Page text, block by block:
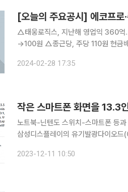
[오늘의 주요공시] 에코프로
△태웅로직스, 지난해 영업익 360
→100원 △종근당, 주당 110원 현금
에스에이엠티, 지난해 영업익 535
2024-02-28 17:35
노트북-닌텐도 스위치-스마트폰 등
삼성디스플레이의 유기발광다이오
2023-12-11 10:50